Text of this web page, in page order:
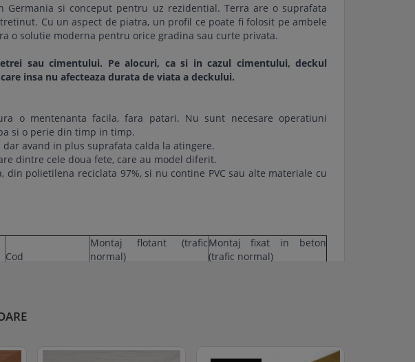
Germania si conceput pentru uz rezidential. Terra are o suprafata
Cu un aspect de piatra, un profil ce poate fi folosit pe ambele
o solutie moderna pentru orice gradina sau curte privata.
sau cimentului. Pe alocuri, ca si in cazul cimentului, deckul
insa nu afecteaza durata de viata a deckului.
o mentenanta facila, fara patari. Nu sunt necesare operatiuni
si o perie din timp in timp.
avand in plus suprafata calda la atingere.
dintre cele doua fete, care au model diferit.
polietilena reciclata 97%, si nu contine PVC sau alte materiale cu
Cod
Montaj flotant (trafic
normal)
Montaj fixat in beton
(trafic normal)
55968/1201